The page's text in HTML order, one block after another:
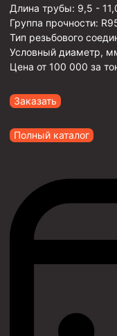
Длина трубы: 9,5 -
Группа прочности:
Тип резьбового
Условный диаметр,
Цена от 100 000 за
Заказать
Полный каталог